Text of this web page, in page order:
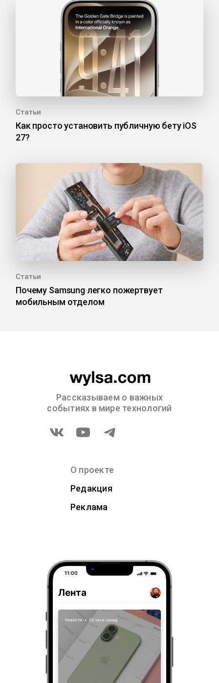
Статьи
Как просто установить публичную бету iOS
27?
Статьи
Почему Samsung легко пожертвует
мобильным отделом
Рассказываем о важных
событиях в мире технологий
О проекте
Редакция
Реклама
11:00
Лента
Новости • 22 часа назад